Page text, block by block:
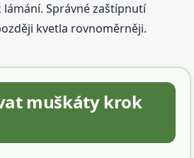
Správné zaštípnutí
kvetla rovnoměrněji.
muškáty krok